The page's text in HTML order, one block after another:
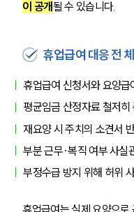
이 공개될 수 있습니다.
휴업급여 대응 전
휴업급여 신청서와 요양
평균임금 산정자료 철저
재요양 시 주치의 소견서
부분 근무·복직 여부 사실
부정수급 방지 위해 허위